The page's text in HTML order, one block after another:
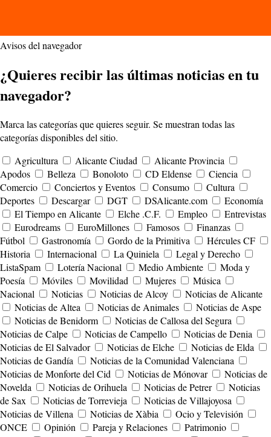
Avisos del navegador
¿Quieres recibir las últimas noticias en tu
navegador?
Marca las categorías que quieres seguir. Se muestran todas las
categorías disponibles del sitio.
Agricultura
Alicante Ciudad
Alicante Provincia
Apodos
Belleza Bonoloto CD Eldense
Ciencia
Comercio
Conciertos y Eventos Consumo
Cultura
Deportes
Descargar DGT DSAlicante.com
Economía
El Tiempo en Alicante
Elche .C.F. Empleo
Entrevistas
Eurodreams
EuroMillones Famosos
Finanzas
Fútbol
Gastronomía Gordo de la Primitiva
Hércules CF
Historia
Internacional La Quiniela
Legal y Derecho
ListaSpam
Lotería Nacional Medio Ambiente
Moda y
Poesía
Móviles Movilidad Mujeres
Música
Nacional
Noticias Noticias de Alcoy
Noticias de Alicante
Noticias de Altea
Noticias de Animales
Noticias de Aspe
Noticias de Benidorm
Noticias de Callosa del Segura
Noticias de Calpe
Noticias de Campello
Noticias de Denia
Noticias de El Salvador
Noticias de Elche
Noticias de Elda
Noticias de Gandía
Noticias de la Comunidad Valenciana
Noticias de Monforte del Cid
Noticias de Mónovar
Noticias de
Novelda
Noticias de Orihuela Noticias de Petrer
Noticias
de Sax
Noticias de Torrevieja
Noticias de Villajoyosa
Noticias de Villena
Noticias de Xàbia
Ocio y Televisión
ONCE
Opinión Pareja y Relaciones
Patrimonio